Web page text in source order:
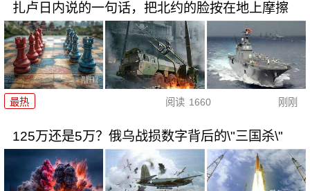
扎卢日内说的一句话，把北约的脸按在地上摩擦
最热 阅读 1660 刚刚
125万还是5万？俄乌战损数字背后的\"三国杀\"